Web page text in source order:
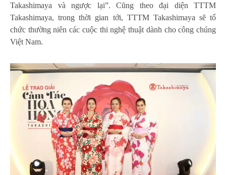
Takashimaya và ngược lại”. Cũng theo đại diện TTTM
Takashimaya, trong thời gian tới, TTTM Takashimaya sẽ tổ
chức thường niên các cuộc thi nghệ thuật dành cho công chúng
Việt Nam.